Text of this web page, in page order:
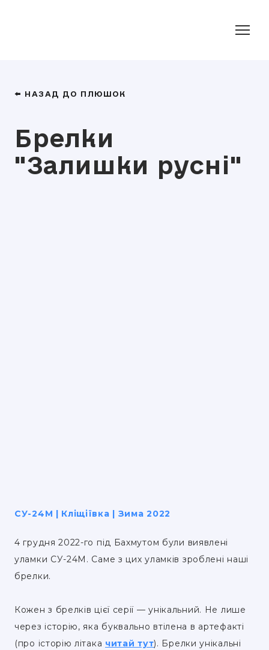
⬅️ НАЗАД ДО ПЛЮШОК
Брелки
"Залишки русні"
СУ-24М | Кліщіївка | Зима 2022
4 грудня 2022-го під Бахмутом були виявлені
уламки СУ-24M. Саме з цих уламків зроблені наші
брелки.
Кожен з брелків цієї серії — унікальний. Не лише
через історію, яка буквально втілена в артефакті
(про історію літака читай тут). Брелки унікальні